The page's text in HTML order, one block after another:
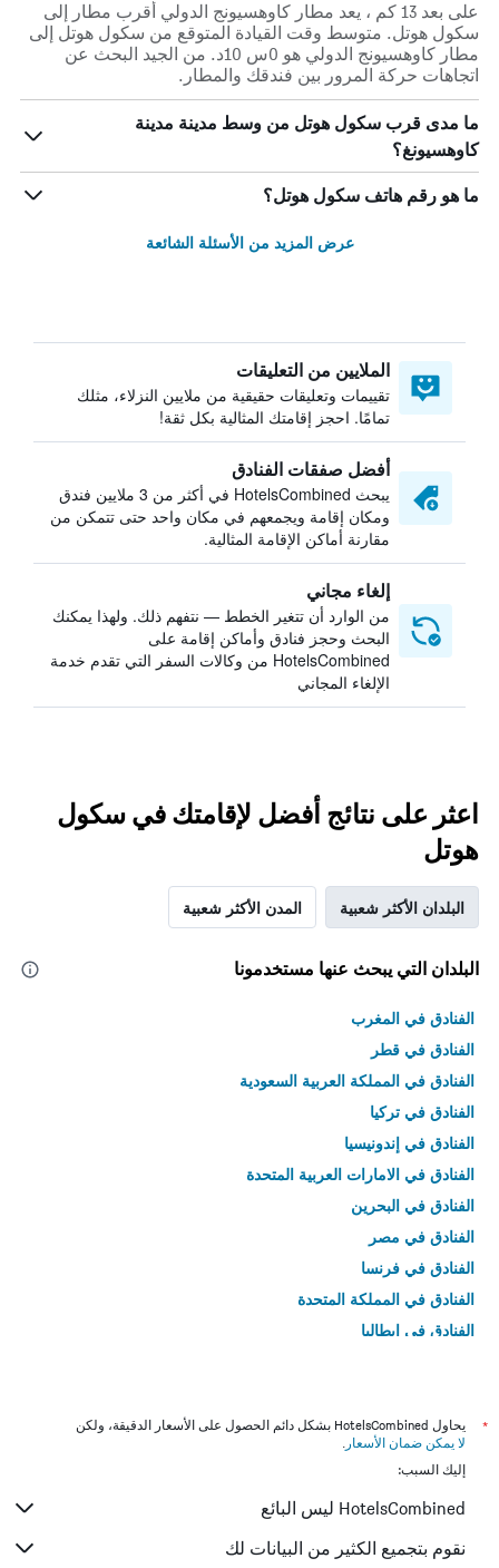
على بعد 13 كم ، يعد مطار كاوهسيونج الدولي أقرب مطار إلى
سكول هوتل. متوسط وقت القيادة المتوقع من سكول هوتل إلى
مطار كاوهسيونج الدولي هو 0س 10د. من الجيد البحث عن
اتجاهات حركة المرور بين فندقك والمطار.
ما مدى قرب سكول هوتل من وسط مدينة مدينة
كاوهسيونغ؟
ما هو رقم هاتف سكول هوتل؟
عرض المزيد من الأسئلة الشائعة
الملايين من التعليقات
تقييمات وتعليقات حقيقية من ملايين النزلاء، مثلك
تمامًا. احجز إقامتك المثالية بكل ثقة!
أفضل صفقات الفنادق
يبحث HotelsCombined في أكثر من 3 ملايين فندق
ومكان إقامة ويجمعهم في مكان واحد حتى تتمكن من
مقارنة أماكن الإقامة المثالية.
إلغاء مجاني
من الوارد أن تتغير الخطط — نتفهم ذلك. ولهذا يمكنك
البحث وحجز فنادق وأماكن إقامة على
HotelsCombined من وكالات السفر التي تقدم خدمة
الإلغاء المجاني
اعثر على نتائج أفضل لإقامتك في سكول
هوتل
البلدان الأكثر شعبية المدن الأكثر شعبية
البلدان التي يبحث عنها مستخدمونا
الفنادق في المغرب
الفنادق في قطر
الفنادق في المملكة العربية السعودية
الفنادق في تركيا
الفنادق في إندونيسيا
الفنادق في الامارات العربية المتحدة
الفنادق في البحرين
الفنادق في مصر
الفنادق في فرنسا
الفنادق في المملكة المتحدة
الفنادق في إيطاليا
*
يحاول HotelsCombined بشكل دائم الحصول على الأسعار الدقيقة، ولكن
لا يمكن ضمان الأسعار .
إليك السبب:
HotelsCombined ليس البائع
نقوم بتجميع الكثير من البيانات لك